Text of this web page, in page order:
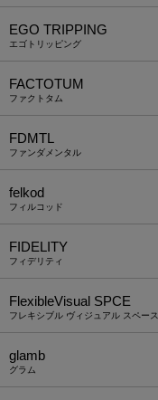
EGO TRIPPING
エゴトリッピング
FACTOTUM
ファクトタム
FDMTL
ファンダメンタル
felkod
フィルコッド
FIDELITY
フィデリティ
FlexibleVisual SPCE
フレキシブル ヴィジュアル スペース
glamb
グラム